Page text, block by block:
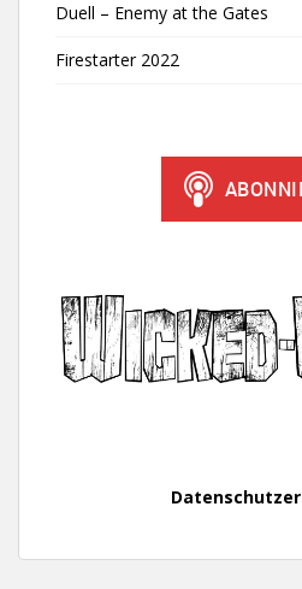
Duell – Enemy at the Gates
Firestarter 2022